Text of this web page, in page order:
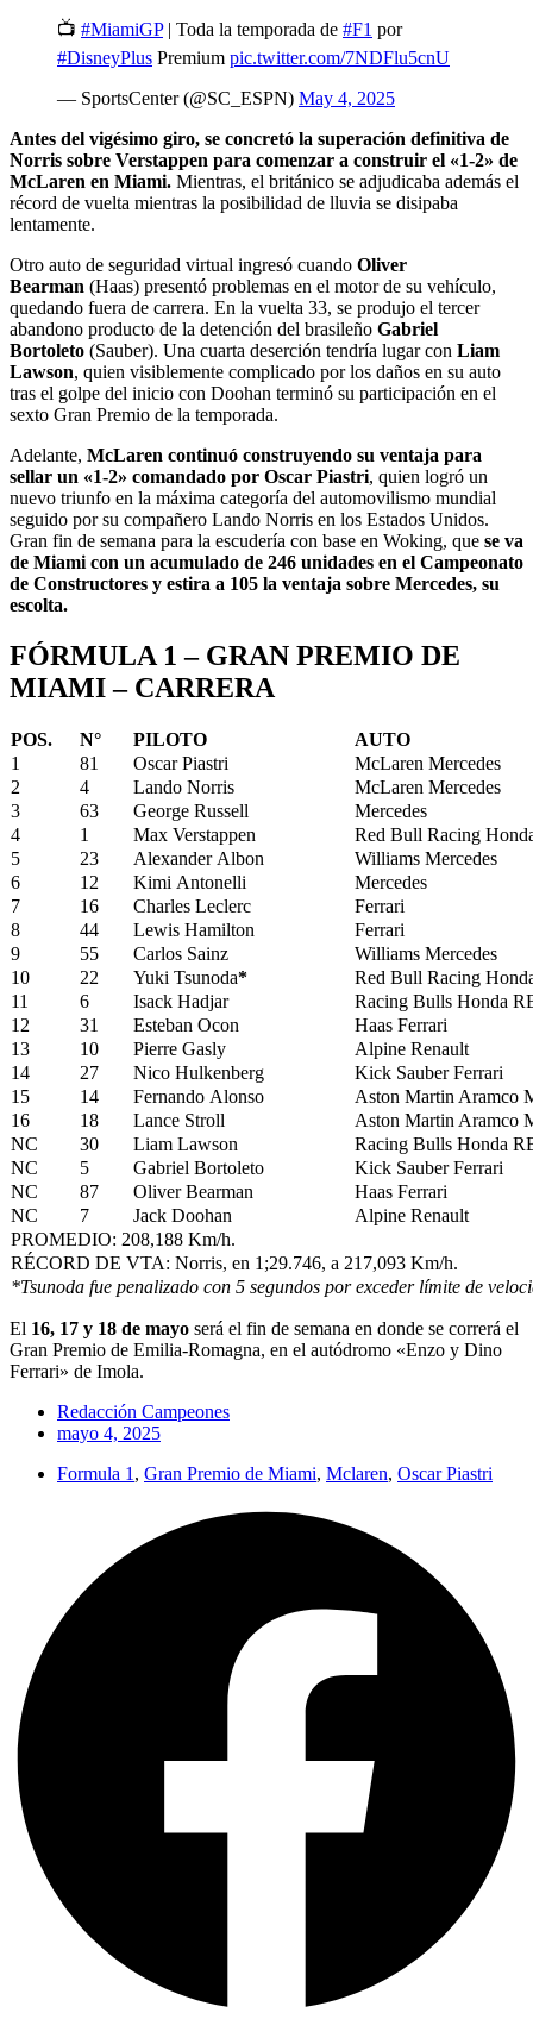
📺 #MiamiGP| Toda la temporada de #F1 por
#DisneyPlus Premium pic.twitter.com/7NDFlu5cnU
— SportsCenter (@SC_ESPN) May 4, 2025
Antes del vigésimo giro, se concretó la superación definitiva de
Norris sobre Verstappen para comenzar a construir el «1-2» de
McLaren en Miami. Mientras, el británico se adjudicaba además el
récord de vuelta mientras la posibilidad de lluvia se disipaba
lentamente.
Otro auto de seguridad virtual ingresó cuando Oliver
Bearman (Haas) presentó problemas en el motor de su vehículo,
quedando fuera de carrera. En la vuelta 33, se produjo el tercer
abandono producto de la detención del brasileño Gabriel
Bortoleto (Sauber). Una cuarta deserción tendría lugar con Liam
Lawson, quien visiblemente complicado por los daños en su auto
tras el golpe del inicio con Doohan terminó su participación en el
sexto Gran Premio de la temporada.
Adelante, McLaren continuó construyendo su ventaja para
sellar un «1-2» comandado por Oscar Piastri, quien logró un
nuevo triunfo en la máxima categoría del automovilismo mundial
seguido por su compañero Lando Norris en los Estados Unidos.
Gran fin de semana para la escudería con base en Woking, que se va
de Miami con un acumulado de 246 unidades en el Campeonato
de Constructores y estira a 105 la ventaja sobre Mercedes, su
escolta.
FÓRMULA 1 – GRAN PREMIO DE
MIAMI – CARRERA
POS. N° PILOTO
AUTO
1
81 Oscar Piastri
McLaren Mercedes
2
4 Lando Norris
McLaren Mercedes
3
63 George Russell
Mercedes
4
1 Max Verstappen
Red Bull Racing
5
23 Alexander Albon
Williams Mercedes
6
12 Kimi Antonelli
Mercedes
7
16 Charles Leclerc
Ferrari
8
44 Lewis Hamilton
Ferrari
9
55 Carlos Sainz
Williams Mercedes
10
22 Yuki Tsunoda*
Red Bull Racing
11
6 Isack Hadjar
Racing Bulls Honda
12
31 Esteban Ocon
Haas Ferrari
13
10 Pierre Gasly
Alpine Renault
14
27 Nico Hulkenberg
Kick Sauber Ferrari
15
14 Fernando Alonso
Aston Martin Aramco
16
18 Lance Stroll
Aston Martin Aramco
NC
30 Liam Lawson
Racing Bulls Honda
NC
5 Gabriel Bortoleto
Kick Sauber Ferrari
NC
87 Oliver Bearman
Haas Ferrari
NC
7 Jack Doohan
Alpine Renault
PROMEDIO: 208,188 Km/h.
RÉCORD DE VTA: Norris, en 1;29.746, a 217,093 Km/h.
*Tsunoda fue penalizado con 5 segundos por exceder límite de
El 16, 17 y 18 de mayo será el fin de semana en donde se correrá el
Gran Premio de Emilia-Romagna, en el autódromo «Enzo y Dino
Ferrari» de Imola.
Redacción Campeones
mayo 4, 2025
Formula 1 , Gran Premio de Miami, Mclaren, Oscar Piastri